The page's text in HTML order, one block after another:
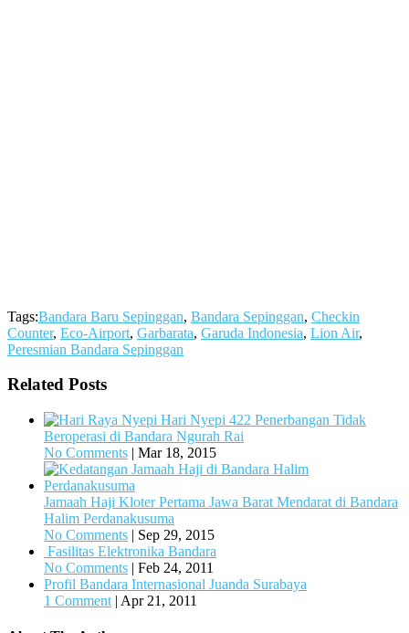
Tags:Bandara Baru Sepinggan, Bandara Sepinggan, Checkin
Counter, Eco-Airport, Garbarata, Garuda Indonesia, Lion Air,
Peresmian Bandara Sepinggan
Related Posts
Hari Nyepi 422 Penerbangan Tidak
Beroperasi di Bandara Ngurah Rai
No Comments | Mar 18, 2015
Jamaah Haji Kloter Pertama Jawa Barat Mendarat di Bandara
Halim Perdanakusuma
No Comments | Sep 29, 2015
Fasilitas Elektronika Bandara
No Comments | Feb 24, 2011
Profil Bandara Internasional Juanda Surabaya
1 Comment | Apr 21, 2011